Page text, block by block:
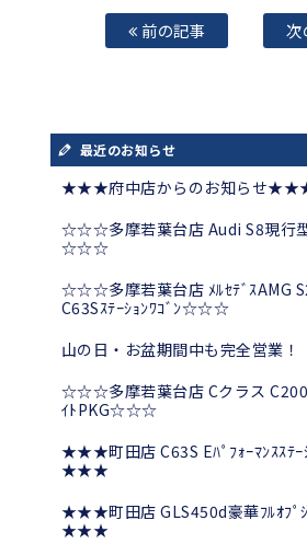
前の記事 次
最近のお知らせ
★★★府中店からのお知らせ
☆☆☆多摩若葉台店 Audi S8現行型
☆☆☆
☆☆☆多摩若葉台店 ﾒﾙｾﾃﾞｽAMG
C63Sｽﾃｰｼｮﾝﾜｺﾞﾝ☆☆☆
山の日・お盆期間中も完全営業！
☆☆☆多摩若葉台店 Cクラス
ｲﾄPKG☆☆☆
★★★町田店 C63S Eﾊﾟﾌｫｰﾏﾝｽｽﾃｰ
★★★
★★★町田店 GLS450d豪華ﾌﾙｵﾌﾟ
★★★